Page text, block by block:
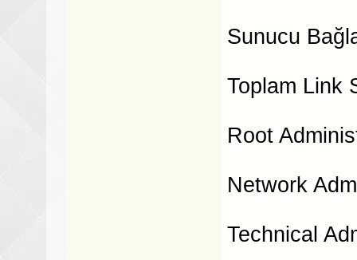
Sunucu
Toplam Link
Root
Network
Technical